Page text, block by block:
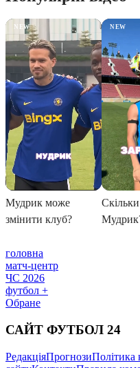
головна
матч-центр
ЧС 2026
футбол +
Обране
САЙТ ФУТБОЛ 24
РедакціяПрогнозиПолітика